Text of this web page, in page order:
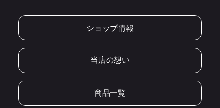
ショップ情報
当店の想い
商品一覧